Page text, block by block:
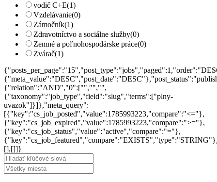
vodič C+E(1)
Vzdelávanie(0)
Zámočník(1)
Zdravotníctvo a sociálne služby(0)
Zemné a poľnohospodárske práce(0)
Zvárač(1)
{"relation":"AND","0":["","","",
{"taxonomy":"job_type","field":"slug","terms":["plny-
uvazok"]}]},"meta_query":
[{"key":"cs_job_posted","value":1785993223,"compare":"<="},
{"key":"cs_job_expired","value":1785993223,"compare":">="},
{"key":"cs_job_status","value":"active","compare":"="},
[],[]]}